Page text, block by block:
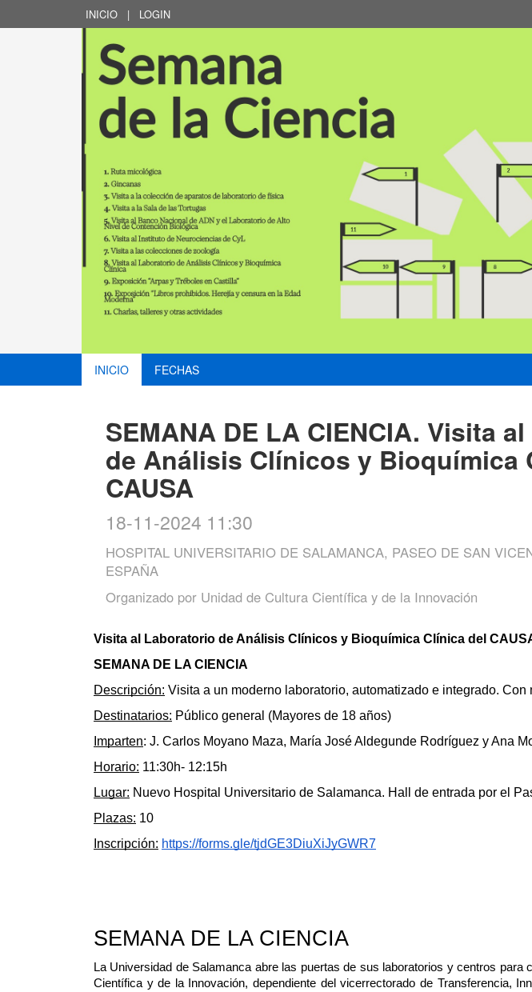
INICIO | LOGIN
INICIO FECHAS
SEMANA DE LA CIENCIA. Visita
de Análisis Clínicos y Bioquímica
CAUSA
18-11-2024 11:30
HOSPITAL UNIVERSITARIO DE SALAMANCA, PASEO DE SAN
ESPAÑA
Organizado por Unidad de Cultura Científica y de la Innovación
Visita al Laboratorio de Análisis Clínicos y Bioquímica Clínica del
SEMANA DE LA CIENCIA
Descripción: Visita a un moderno laboratorio, automatizado e integrado. Con
Destinatarios: Público general (Mayores de 18 años)
Imparten: J. Carlos Moyano Maza, María José Aldegunde Rodríguez y Ana
Horario: 11:30h- 12:15h
Lugar: Nuevo Hospital Universitario de Salamanca. Hall de entrada por el
Plazas: 10
Inscripción: https://forms.gle/tjdGE3DiuXiJyGWR7
SEMANA DE LA CIENCIA
La Universidad de Salamanca abre las puertas de sus laboratorios y centros
Científica y de la Innovación, dependiente del vicerrectorado de Transferencia,